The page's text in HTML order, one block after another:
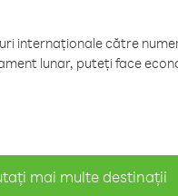
internaționale către
lunar, puteți face
mai multe destinații